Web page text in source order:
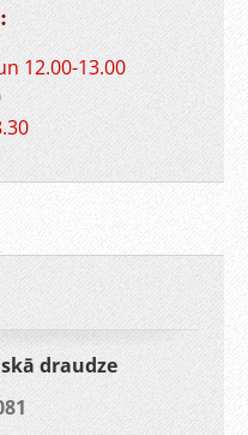
:
12.00-13.00
draudze